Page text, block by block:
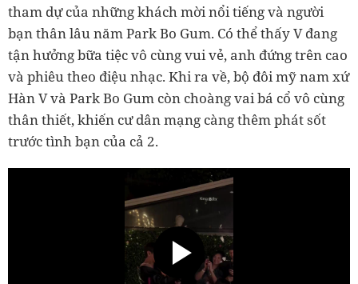
tham dự của những khách mời nổi tiếng và người
bạn thân lâu năm Park Bo Gum. Có thể thấy V đang
tận hưởng bữa tiệc vô cùng vui vẻ, anh đứng trên cao
và phiêu theo điệu nhạc. Khi ra về, bộ đôi mỹ nam xứ
Hàn V và Park Bo Gum còn choàng vai bá cổ vô cùng
thân thiết, khiến cư dân mạng càng thêm phát sốt
trước tình bạn của cả 2.